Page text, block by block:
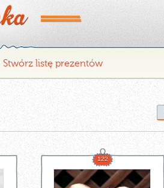
Stwórz listę prezentów
122